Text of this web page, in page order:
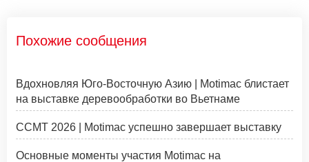
Похожие сообщения
Вдохновляя Юго-Восточную Азию | Motimac блистает
на выставке деревообработки во Вьетнаме
CCMT 2026 | Motimac успешно завершает выставку
Основные моменты участия Motimac на